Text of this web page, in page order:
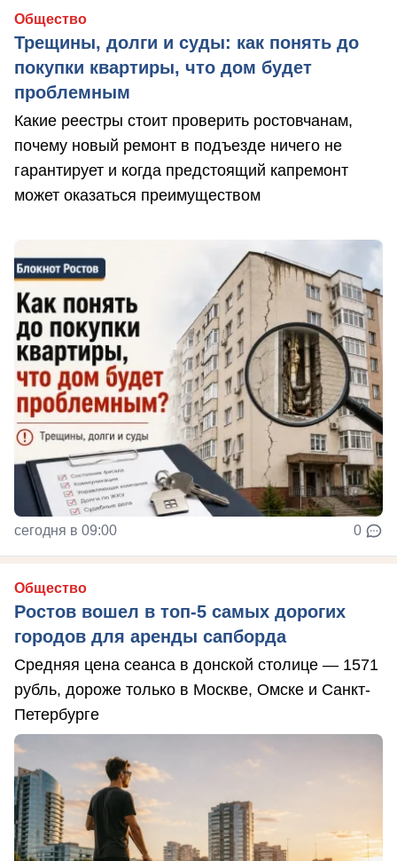
Общество
Трещины, долги и суды: как понять до
покупки квартиры, что дом будет
проблемным
Какие реестры стоит проверить ростовчанам,
почему новый ремонт в подъезде ничего не
гарантирует и когда предстоящий капремонт
может оказаться преимуществом
сегодня в 09:00 0
Общество
Ростов вошел в топ-5 самых дорогих
городов для аренды сапборда
Средняя цена сеанса в донской столице — 1571
рубль, дороже только в Москве, Омске и Санкт-
Петербурге